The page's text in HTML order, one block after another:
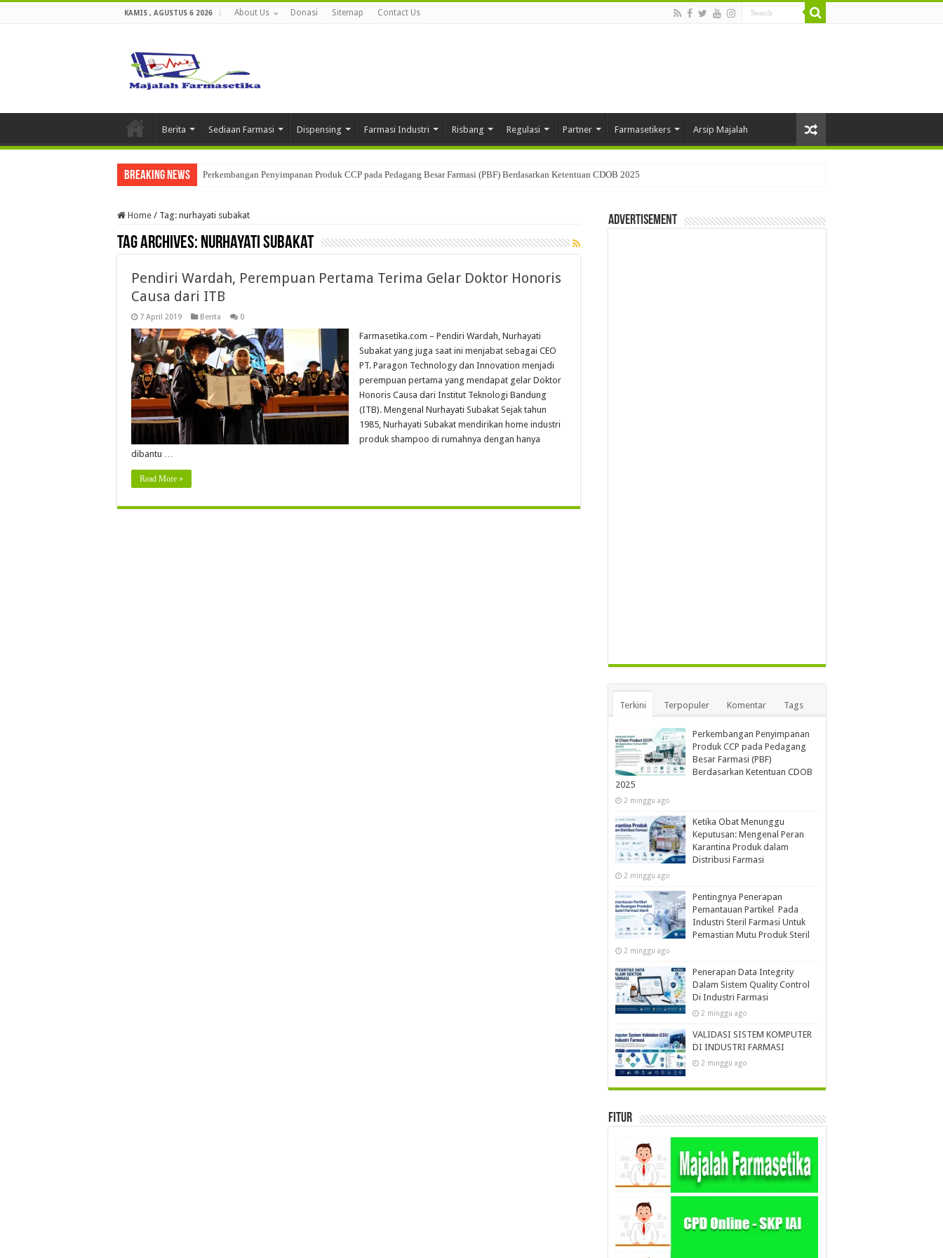
KAMIS , AGUSTUS 6 2026 About Us Donasi Sitemap Contact Us
Berita Sediaan Farmasi Dispensing Farmasi Industri Risbang Regulasi Partner Farmasetikers Arsip Majalah
Breaking News Ketika Obat Menunggu Keputusan: Mengenal Peran Karantina Produk dalam Distribusi Farmasi
Home / Tag: nurhayati subakat
Tag Archives: nurhayati subakat
Pendiri Wardah, Perempuan Pertama Terima Gelar Doktor Honoris
Causa dari ITB
7 April 2019 Berita 0
Farmasetika.com – Pendiri Wardah, Nurhayati
Subakat yang juga saat ini menjabat sebagai CEO
PT. Paragon Technology dan Innovation menjadi
perempuan pertama yang mendapat gelar Doktor
Honoris Causa dari Institut Teknologi Bandung
(ITB). Mengenal Nurhayati Subakat Sejak tahun
1985, Nurhayati Subakat mendirikan home industri
produk shampoo di rumahnya dengan hanya
dibantu …
Read More »
Advertisement
Terkini Terpopuler Komentar Tags
Perkembangan Penyimpanan
Produk CCP pada Pedagang
Besar Farmasi (PBF)
Berdasarkan Ketentuan CDOB
2025
2 minggu ago
Ketika Obat Menunggu
Keputusan: Mengenal Peran
Karantina Produk dalam
Distribusi Farmasi
2 minggu ago
Pentingnya Penerapan
Pemantauan Partikel Pada
Industri Steril Farmasi Untuk
Pemastian Mutu Produk Steril
2 minggu ago
Penerapan Data Integrity
Dalam Sistem Quality Control
Di Industri Farmasi
2 minggu ago
VALIDASI SISTEM KOMPUTER
DI INDUSTRI FARMASI
2 minggu ago
Fitur